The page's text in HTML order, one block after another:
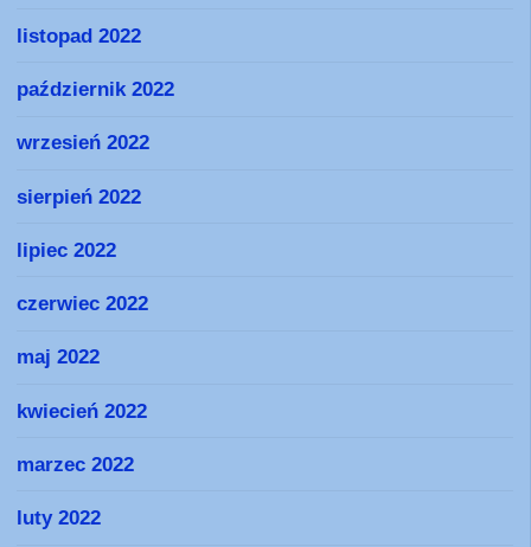
listopad 2022
październik 2022
wrzesień 2022
sierpień 2022
lipiec 2022
czerwiec 2022
maj 2022
kwiecień 2022
marzec 2022
luty 2022